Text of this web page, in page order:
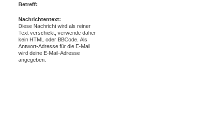
Betreff:
Nachrichtentext:
Diese Nachricht wird als reiner
Text verschickt, verwende daher
kein HTML oder BBCode. Als
Antwort-Adresse für die E-Mail
wird deine E-Mail-Adresse
angegeben.